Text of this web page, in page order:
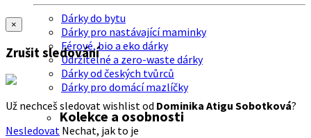
Dárky do bytu
Dárky pro nastávající maminky
Férové, bio a eko dárky
Udržitelné a zero-waste dárky
Dárky od českých tvůrců
Dárky pro domácí mazlíčky
Kolekce a osobnosti
×
Zrušit sledování
Už nechceš sledovat wishlist od Dominika Atigu Sobotková?
Nesledovat Nechat, jak to je